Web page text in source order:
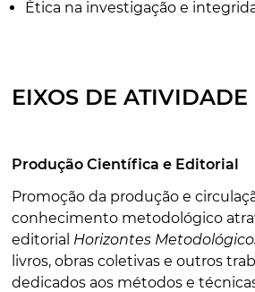
Ética na investigação e
EIXOS DE ATIVIDADE
Produção Científica e Editorial
Promoção da produção e
conhecimento metodológico
editorial Horizontes
livros, obras coletivas e outros
dedicados aos métodos e